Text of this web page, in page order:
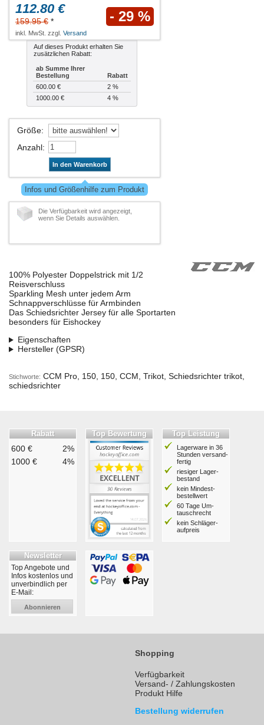
112.80 €
159.95 € * - 29 %
inkl. MwSt. zzgl. Versand
Auf dieses Produkt erhalten Sie
zusätzlichen Rabatt:
ab Summe Ihrer
Bestellung
Rabatt
600.00 €
2 %
1000.00 €
4 %
Größe:
Anzahl:
In den Warenkorb
Infos und Größenhilfe zum Produkt
Die Verfügbarkeit wird angezeigt,
wenn Sie Details auswählen.
100% Polyester Doppelstrick mit 1/2
Reisverschluss
Sparkling Mesh unter jedem Arm
Schnappverschlüsse für Armbinden
Das Schiedsrichter Jersey für alle Sportarten
besonders für Eishockey
Eigenschaften
Hersteller (GPSR)
Stichworte: CCM Pro, 150, 150, CCM, Trikot, Schiedsrichter trikot,
schiedsrichter
Rabatt
600 €
2%
1000 €
4%
Top Bewertung Top Leistung
Lagerware in 36
Stunden ver­sand­
fertig
riesiger Lager­
bestand
kein Mindest­
bestell­wert
60 Tage Um­
tausch­recht
kein Schläger­
aufpreis
Newsletter
Top Angebote und
Infos kostenlos und
unverbindlich per
E-Mail:
Abonnieren
Shopping
Verfügbarkeit
Versand- / Zahlungskosten
Produkt Hilfe
Bestellung widerrufen